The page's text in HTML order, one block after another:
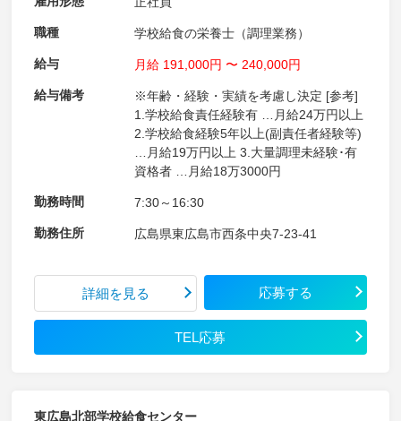
職種 学校給食の栄養士（調理業務）
給与 月給 191,000円 〜 240,000円
給与備考
※年齢・経験・実績を考慮し決定 [参考]
1.学校給食責任経験有 …月給24万円以上
2.学校給食経験5年以上(副責任者経験等)
…月給19万円以上 3.大量調理未経験･有
資格者 …月給18万3000円
勤務時間 7:30～16:30
勤務住所 広島県東広島市西条中央7-23-41
詳細を見る 応募する
TEL応募
東広島北部学校給食センター